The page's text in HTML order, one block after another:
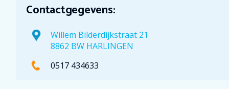
Contactgegevens:
Willem Bilderdijkstraat 21
8862 BW HARLINGEN
0517 434633